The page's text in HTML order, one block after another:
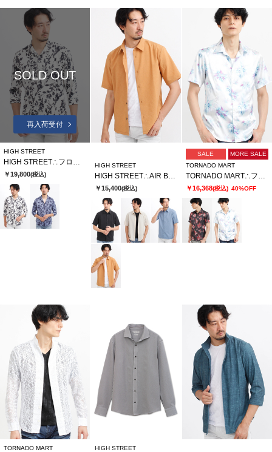
SOLD OUT
再入荷受付
HIGH STREET
HIGH STREET∴フロールプリントショートウイング７分袖シャツ
￥19,800(税込)
HIGH STREET
HIGH STREET∴AIR BREEZE 半袖シャツ
￥15,400(税込)
SALE
MORE SALE
TORNADO MART
TORNADO MART∴フラクタルフラワープリント半袖シャツ
￥16,368(税込) 40%OFF
TORNADO MART HIGH STREET